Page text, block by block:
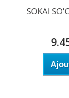
SOKAI